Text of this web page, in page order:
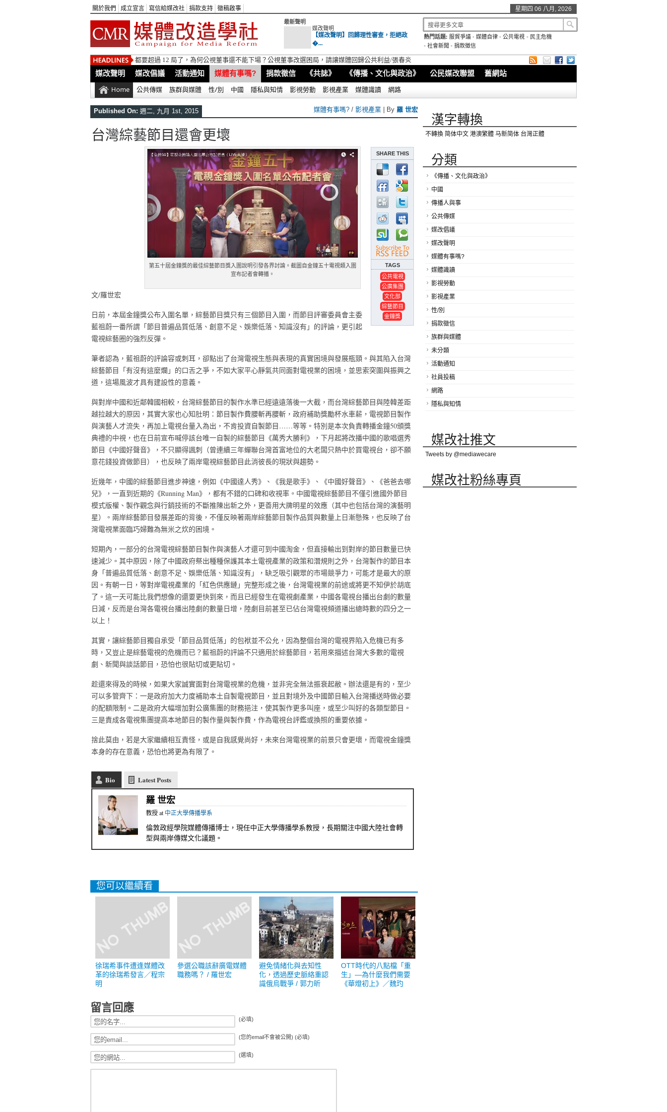
關於我們 成立宣言 寫信給媒改社 捐款支持 徵稿啟事 星期四 06 八月, 2026
最新聲明
媒改聲明
【媒改聲明】回歸理性審查，拒絕政
�...
熱門話題: 服貿爭議 -媒體自律 -公共電視 - 民主危機
- 社會新聞 - 捐款徵信
都要超過 12 局了，為何公視董事還不能下場？公視董事改選困局，請讓媒體回歸公共利益/張春炎
媒改聲明 媒改倡議 活動通知 媒體有事嗎? 捐款徵信 《共誌》 《傳播、文化與政治》 公民媒改聯盟 舊網站
Home 公共傳媒 族群與媒體 性/別 中國 隱私與知情 影視勞動 影視產業 媒體識讀 網路
Published On: 週二, 九月 1st, 2015 媒體有事嗎? / 影視產業 | By 羅 世宏
台灣綜藝節目還會更壞
SHARE THIS
TAGS
公共電視
公廣集團
文化部
綜藝節目
金鐘獎
第五十屆金鐘獎的最佳綜藝節目獎入圍說明引發各界討論。截圖自金鐘五十電視類入圍
宣布記者會轉播。
文/羅世宏
日前，本屆金鐘獎公布入圍名單，綜藝節目獎只有三個節目入圍，而節目評審委員會主委
藍祖蔚一番所謂「節目普遍品質低落、創意不足、娛樂低落、知識沒有」的評論，更引起
電視綜藝圈的強烈反彈。
筆者認為，藍祖蔚的評論容或刺耳，卻點出了台灣電視生態與表現的真實困境與發展瓶頸。與其陷入台灣
綜藝節目「有沒有這麼爛」的口舌之爭，不如大家平心靜氣共同面對電視業的困境，並思索突圍與振興之
道，這場風波才具有建設性的意義。
與對岸中國和近鄰韓國相較，台灣綜藝節目的製作水準已經遠遠落後一大截，而台灣綜藝節目與陸韓差距
越拉越大的原因，其實大家也心知肚明：節目製作費腰斬再腰斬，政府補助獎勵杯水車薪，電視節目製作
與演藝人才流失，再加上電視台量入為出，不肯投資自製節目……等等。特別是本次負責轉播金鐘50頒獎
典禮的中視，也在日前宣布喊停該台唯一自製的綜藝節目《萬秀大勝利》，下月起將改播中國的歌唱選秀
節目《中國好聲音》，不只顯得諷刺（曾連續三年蟬聯台灣首富地位的大老闆只熱中於買電視台，卻不願
意花錢投資做節目），也反映了兩岸電視綜藝節目此消彼長的現狀與趨勢。
近幾年，中國的綜藝節目進步神速，例如《中國達人秀》、《我是歌手》、《中國好聲音》、《爸爸去哪
兒》，一直到近期的《Running Man》，都有不錯的口碑和收視率。中國電視綜藝節目不僅引進國外節目
模式版權、製作觀念與行銷技術的不斷推陳出新之外，更善用大牌明星的效應（其中也包括台灣的演藝明
星）。兩岸綜藝節目發展差距的背後，不僅反映著兩岸綜藝節目製作品質與數量上日漸懸殊，也反映了台
灣電視業面臨巧婦難為無米之炊的困境。
短期內，一部分的台灣電視綜藝節目製作與演藝人才還可到中國淘金，但直接輸出到對岸的節目數量已快
速減少。其中原因，除了中國政府祭出種種保護其本土電視產業的政策和潛規則之外，台灣製作的節目本
身「普遍品質低落、創意不足、娛樂低落、知識沒有」，缺乏吸引觀眾的市場競爭力，可能才是最大的原
因。有朝一日，等對岸電視產業的「紅色供應鏈」完整形成之後，台灣電視業的前途或將更不知伊於胡底
了。這一天可能比我們想像的還要更快到來，而且已經發生在電視劇產業，中國各電視台播出台劇的數量
日減，反而是台灣各電視台播出陸劇的數量日增，陸劇目前甚至已佔台灣電視頻道播出總時數的四分之一
以上！
其實，讓綜藝節目獨自承受「節目品質低落」的包袱並不公允，因為整個台灣的電視界陷入危機已有多
時，又豈止是綜藝電視的危機而已？藍祖蔚的評論不只適用於綜藝節目，若用來描述台灣大多數的電視
劇、新聞與談話節目，恐怕也很貼切或更貼切。
趁還來得及的時候，如果大家誠實面對台灣電視業的危機，並非完全無法振衰起敝。辦法還是有的，至少
可以多管齊下：一是政府加大力度補助本土自製電視節目，並且對境外及中國節目輸入台灣播送時做必要
的配額限制。二是政府大幅增加對公廣集團的財務挹注，使其製作更多叫座，或至少叫好的各類型節目。
三是責成各電視集團提高本地節目的製作量與製作費，作為電視台評鑑或換照的重要依據。
捨此莫由，若是大家繼續相互責怪，或是自我感覺尚好，未來台灣電視業的前景只會更壞，而電視金鐘獎
本身的存在意義，恐怕也將更為有限了。
Bio Latest Posts
羅 世宏
教授at 中正大學傳播學系
倫敦政經學院媒體傳播博士，現任中正大學傳播學系教授，長期關注中國大陸社會轉
型與兩岸傳媒文化議題。
您可以繼續看
徐瑞希事件遭逢媒體改
革的徐瑞希發言／程宗
明
參選公職該辭廣電媒體
職務嗎？ / 羅世宏
避免情緒化與去知性
化，透過歷史脈絡重認
識俄烏戰爭 / 郭力昕
OTT時代的八點檔「重
生」—為什麼我們需要
《華燈初上》／魏玓
留言回應
(必填)
(您的email不會被公開) (必填)
(選填)
漢字轉換
不轉換 简体中文 港澳繁體 马新简体 台灣正體
分類
《傳播、文化與政治》
中國
傳播人與事
公共傳媒
媒改倡議
媒改聲明
媒體有事嗎?
媒體識讀
影視勞動
影視產業
性/別
捐款徵信
族群與媒體
未分類
活動通知
社員投稿
網路
隱私與知情
媒改社推文
Tweets by @mediawecare
媒改社粉絲專頁